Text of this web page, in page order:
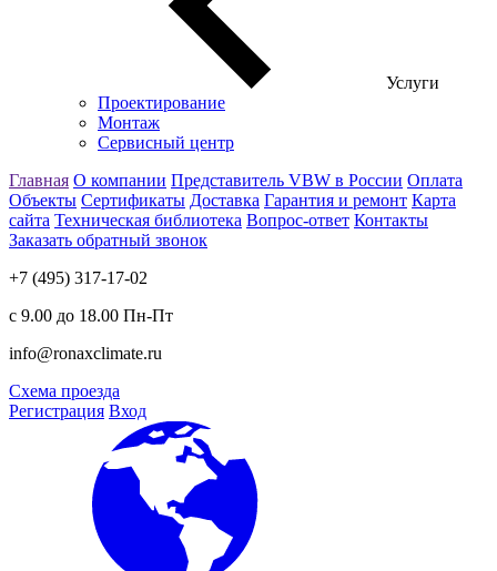
Услуги
Проектирование
Монтаж
Сервисный центр
Главная О компании Представитель VBW в России Оплата
Объекты Сертификаты Доставка Гарантия и ремонт Карта
сайта Техническая библиотека Вопрос-ответ Контакты
Заказать обратный звонок
+7 (495) 317-17-02
с 9.00 до 18.00 Пн-Пт
info@ronaxclimate.ru
Схема проезда
Регистрация Вход